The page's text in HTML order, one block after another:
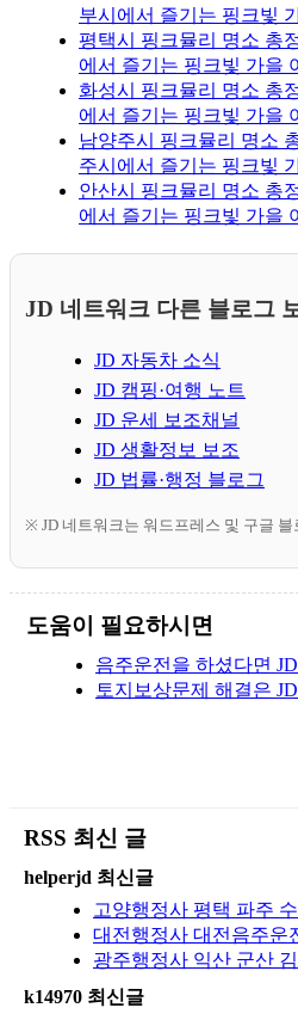
부시에서 즐기는 핑크빛
평택시 핑크뮬리 명소 총
에서 즐기는 핑크빛 가을
화성시 핑크뮬리 명소 총
에서 즐기는 핑크빛 가을
남양주시 핑크뮬리 명소
주시에서 즐기는 핑크빛
안산시 핑크뮬리 명소 총
에서 즐기는 핑크빛 가을
JD 네트워크 다른 블로그
JD 자동차 소식
JD 캠핑·여행 노트
JD 운세 보조채널
JD 생활정보 보조
JD 법률·행정 블로그
※ JD 네트워크는 워드프레스 및 구글
도움이 필요하시면
음주운전을 하셨다면
토지보상문제 해결은
RSS 최신 글
helperjd 최신글
고양행정사 평택 파주
대전행정사 대전음주운
광주행정사 익산 군산
k14970 최신글